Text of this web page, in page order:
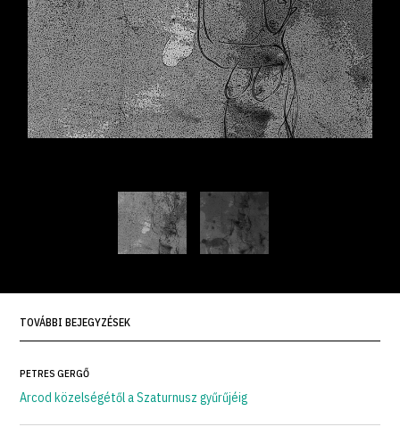
TOVÁBBI BEJEGYZÉSEK
PETRES GERGŐ
Arcod közelségétől a Szaturnusz gyűrűjéig